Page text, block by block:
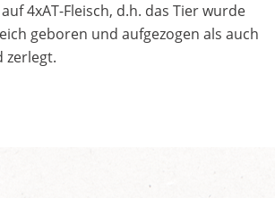
4xAT-Fleisch, d.h. das Tier wurde
geboren und aufgezogen als auch
zerlegt.